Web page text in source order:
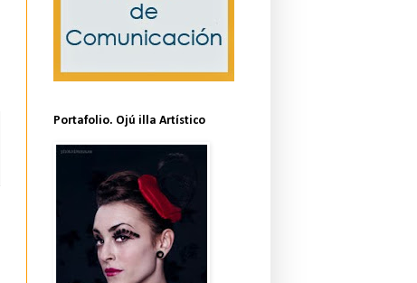
Portafolio. Ojú illa Artístico